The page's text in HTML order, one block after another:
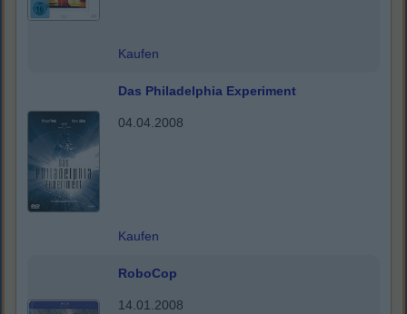
Kaufen
Das Philadelphia Experiment
04.04.2008
Kaufen
RoboCop
14.01.2008